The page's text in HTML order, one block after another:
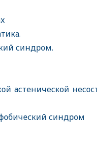
синдром.
астенической
синдром